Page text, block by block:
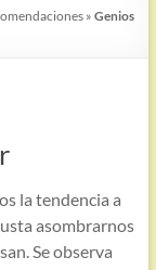
»Genios
la tendencia a
asombrarnos
Se observa